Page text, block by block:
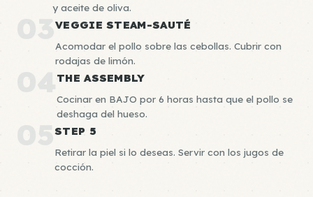
y aceite de oliva.
03VEGGIE STEAM-SAUTÉ
Acomodar el pollo sobre las cebollas. Cubrir con
rodajas de limón.
04 THE ASSEMBLY
Cocinar en BAJO por 6 horas hasta que el pollo se
deshaga del hueso.
05STEP 5
Retirar la piel si lo deseas. Servir con los jugos de
cocción.